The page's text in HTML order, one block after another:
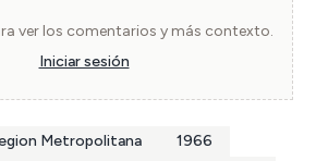
ver los comentarios y más contexto.
Iniciar sesión
Metropolitana
1966